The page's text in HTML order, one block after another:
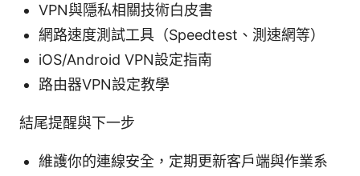
VPN與隱私相關技術白皮書
網路速度測試工具（Speedtest、測速網等）
iOS/Android VPN設定指南
路由器VPN設定教學
結尾提醒與下一步
維護你的連線安全，定期更新客戶端與作業系